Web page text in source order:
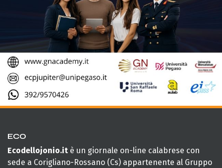
ECO
Ecodellojonio.it è un giornale on-line calabrese con
sede a Corigliano-Rossano (Cs) appartenente al Gruppo